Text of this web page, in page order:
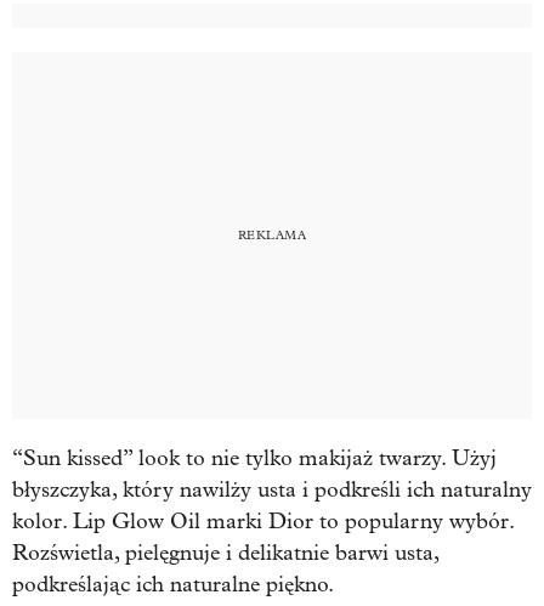
“Sun kissed” look to nie tylko makijaż twarzy. Użyj
błyszczyka, który nawilży usta i podkreśli ich naturalny
kolor. Lip Glow Oil marki Dior to popularny wybór.
Rozświetla, pielęgnuje i delikatnie barwi usta,
podkreślając ich naturalne piękno.